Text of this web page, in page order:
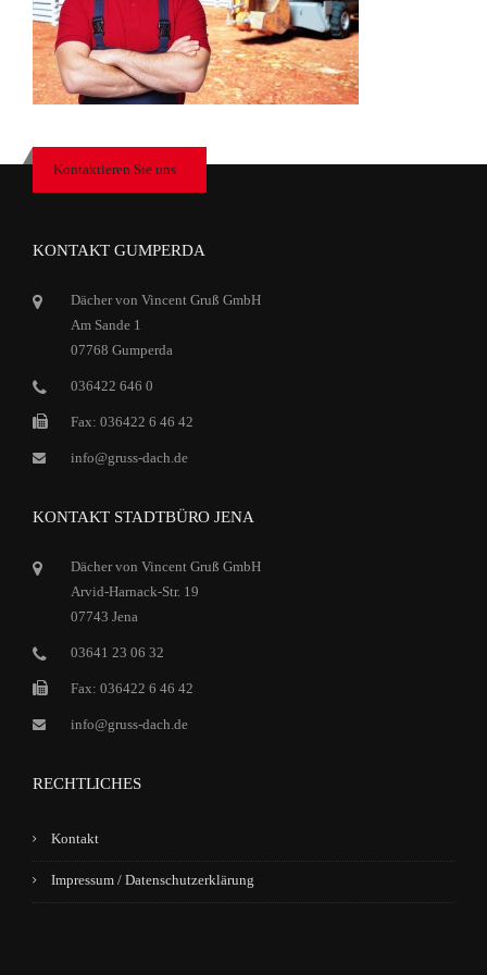
Kontaktieren Sie uns
KONTAKT GUMPERDA
Dächer von Vincent Gruß GmbH
Am Sande 1
07768 Gumperda
036422 646 0
Fax: 036422 6 46 42
info@gruss-dach.de
KONTAKT STADTBÜRO JENA
Dächer von Vincent Gruß GmbH
Arvid-Harnack-Str. 19
07743 Jena
03641 23 06 32
Fax: 036422 6 46 42
info@gruss-dach.de
RECHTLICHES
Kontakt
Impressum / Datenschutzerklärung